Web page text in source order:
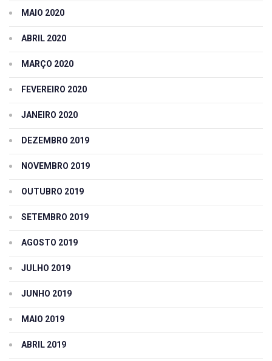
MAIO 2020
ABRIL 2020
MARÇO 2020
FEVEREIRO 2020
JANEIRO 2020
DEZEMBRO 2019
NOVEMBRO 2019
OUTUBRO 2019
SETEMBRO 2019
AGOSTO 2019
JULHO 2019
JUNHO 2019
MAIO 2019
ABRIL 2019